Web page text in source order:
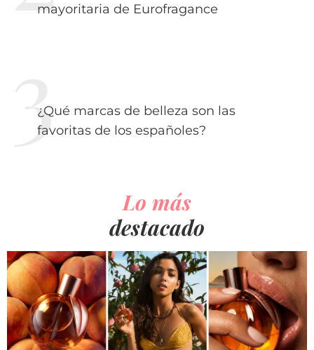
mayoritaria de Eurofragance
¿Qué marcas de belleza son las
favoritas de los españoles?
Lo más
destacado